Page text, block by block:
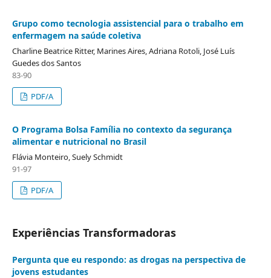
Grupo como tecnologia assistencial para o trabalho em
enfermagem na saúde coletiva
Charline Beatrice Ritter, Marines Aires, Adriana Rotoli, José Luís
Guedes dos Santos
83-90
PDF/A
O Programa Bolsa Família no contexto da segurança
alimentar e nutricional no Brasil
Flávia Monteiro, Suely Schmidt
91-97
PDF/A
Experiências Transformadoras
Pergunta que eu respondo: as drogas na perspectiva de
jovens estudantes